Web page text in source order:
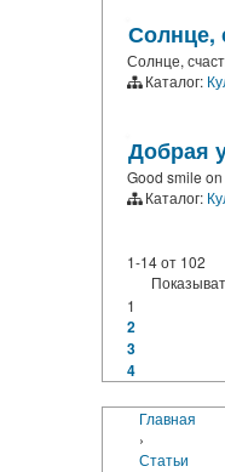
Солнце,
Солнце,
Каталог:
Добрая
Good smile
Каталог:
1-14от102
1
2
3
4
Главная
›
Статьи